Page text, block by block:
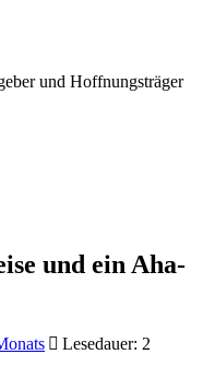
und Hoffnungsträger
und ein Aha-
Lesedauer: 2